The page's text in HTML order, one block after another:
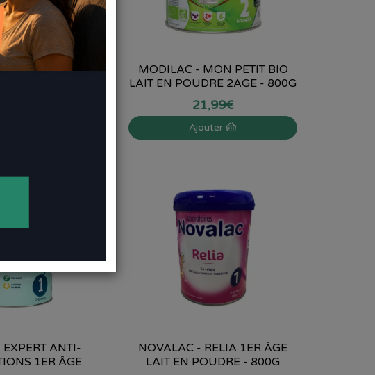
- ANTI-
1ER AGE -...
MODILAC - MON PETIT BIO
LAIT EN POUDRE 2AGE - 800G
21,99€
Ajouter
ANTI-
1ER ÂGE...
NOVALAC - RELIA 1ER ÂGE
LAIT EN POUDRE - 800G